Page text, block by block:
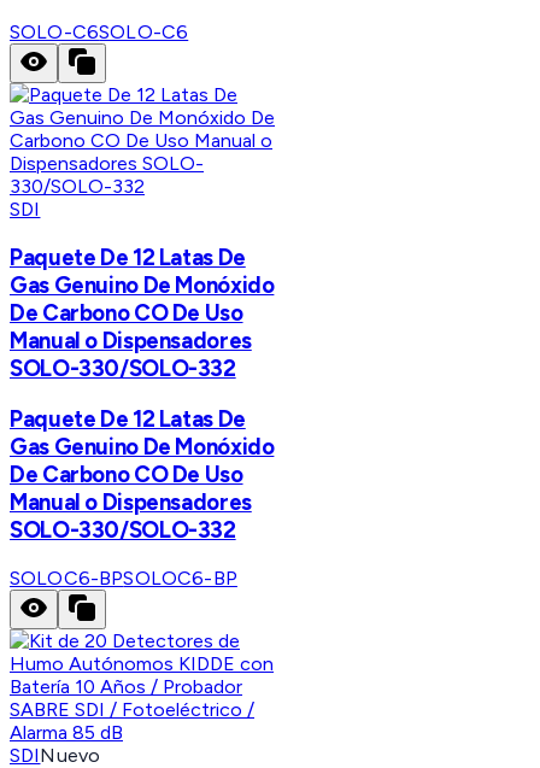
SOLO-C6SOLO-C6
SDI
Paquete De 12 Latas De
Gas Genuino De Monóxido
De Carbono CO De Uso
Manual o Dispensadores
SOLO-330/SOLO-332
Paquete De 12 Latas De
Gas Genuino De Monóxido
De Carbono CO De Uso
Manual o Dispensadores
SOLO-330/SOLO-332
SOLOC6-BPSOLOC6-BP
SDINuevo